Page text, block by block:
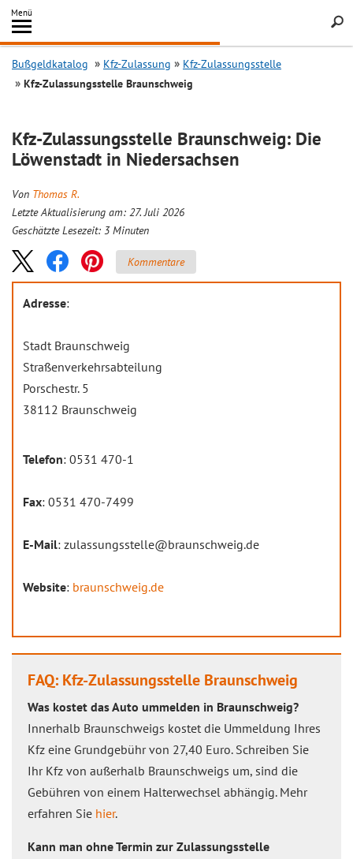
Inhalt
springen
Menü
Search
Bußgeldkatalog Kfz-Zulassung
Kfz-Zulassungsstelle
Kfz-Zulassungsstelle Braunschweig
Kfz-Zulassungsstelle Braunschweig: Die
Löwenstadt in Niedersachsen
Von Thomas R.
Letzte Aktualisierung am: 27. Juli 2026
Geschätzte Lesezeit: 3 Minuten
Kommentare
Adresse:
Stadt Braunschweig
Straßenverkehrsabteilung
Porschestr. 5
38112 Braunschweig
Telefon: 0531 470-1
Fax: 0531 470-7499
E-Mail: zulassungsstelle@braunschweig.de
Website: braunschweig.de
FAQ: Kfz-Zulassungsstelle Braunschweig
Was kostet das Auto ummelden in Braunschweig?
Innerhalb Braunschweigs kostet die Ummeldung Ihres
Kfz eine Grundgebühr von 27,40 Euro. Schreiben Sie
Ihr Kfz von außerhalb Braunschweigs um, sind die
Gebühren von einem Halterwechsel abhängig. Mehr
erfahren Sie hier.
Kann man ohne Termin zur Zulassungsstelle